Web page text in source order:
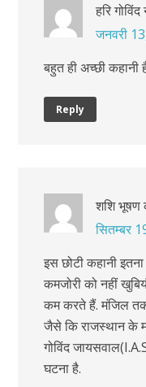
हरि गोविंद
जनवरी
बहुत ही अच्छी
Reply
शशि भूषण
सितम्बर
इस छोटी कहानी
कमजोरी को नहीं
कम करते हैं. मंजिल तक
जैसे कि राजस्थान के
गोविंद
घटना है.